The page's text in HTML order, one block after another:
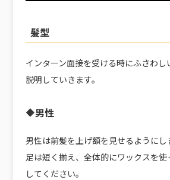
髪型
インターン面接を受ける時にふさわし
説明していきます。
🔶男性
男性は前髪を上げ額を見せるようにし
足は短く揃え、全体的にワックスを使
してください。